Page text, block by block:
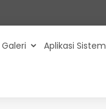
Galeri Aplikasi Sistem